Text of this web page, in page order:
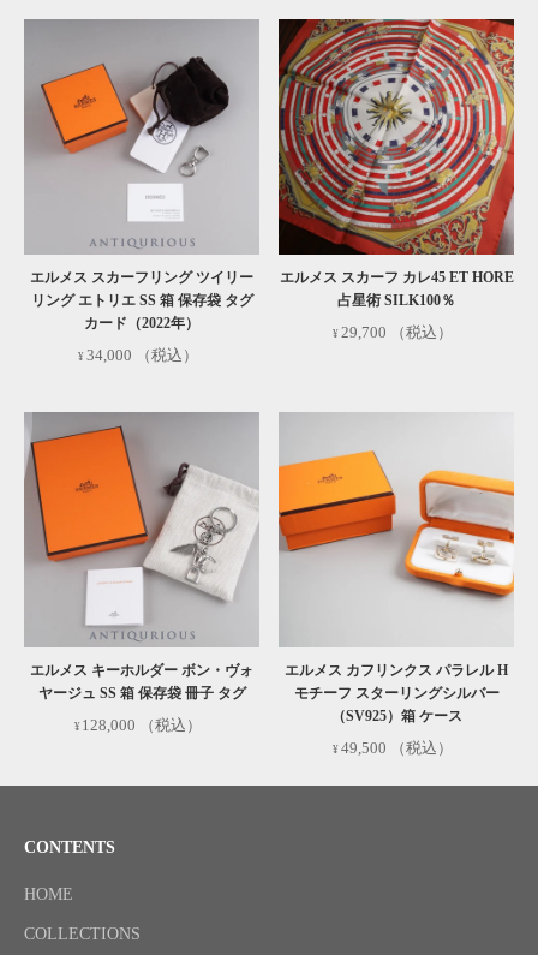
ビームスライフ横浜店及びメルカリ・ラクマ
などECモールでの販売商品は対象外となります。
詳しくはこちら
エルメス スカーフリング ツイリー
リング エトリエ SS 箱 保存袋 タグ
カード（2022年）
34,000 （税込）
エルメス スカーフ カレ45 ET HORE
占星術 SILK100％
29,700 （税込）
エルメス キーホルダー ボン・ヴォ
ヤージュ SS 箱 保存袋 冊子 タグ
128,000 （税込）
エルメス カフリンクス パラレル H
モチーフ スターリングシルバー
（SV925）箱 ケース
49,500 （税込）
CONTENTS
HOME
COLLECTIONS